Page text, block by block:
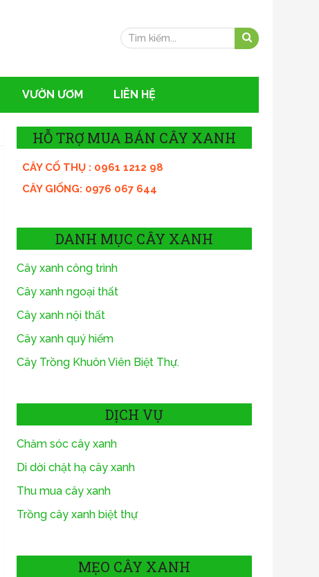
VƯỜN ƯƠM LIÊN HỆ
HỖ TRỢ MUA BÁN CÂY XANH
CÂY CỔ THỤ : 0961 1212 98
CÂY GIỐNG: 0976 067 644
DANH MỤC CÂY XANH
Cây xanh công trình
Cây xanh ngoại thất
Cây xanh nội thất
Cây xanh quý hiếm
Cây Trồng Khuôn Viên Biệt Thự.
DỊCH VỤ
Chăm sóc cây xanh
Di dời chặt hạ cây xanh
Thu mua cây xanh
Trồng cây xanh biệt thự
MẸO CÂY XANH